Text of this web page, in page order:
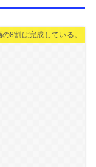
8割は完成している。